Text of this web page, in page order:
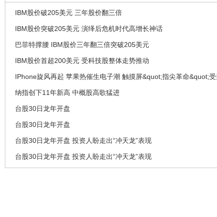
IBM股价破205美元 三年股价翻三倍
IBM股价突破205美元 演绎后危机时代高增长神话
巴菲特撑腰 IBM股价三年翻三倍突破205美元
IBM股价首超200美元 受科技股整体走势推动
IPhone旋风再起 苹果热催生电子潮 触摸屏&quot;指尖革命&quot;
纳指创下11年新高 中概股高歌猛进
台股30日龙年开盘
台股30日龙年开盘
台股30日龙年开盘 投资人盼走出“冲天龙”表现
台股30日龙年开盘 投资人盼走出“冲天龙”表现